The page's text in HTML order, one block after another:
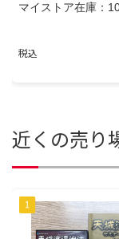
マイストア在庫：
税込
近くの売り